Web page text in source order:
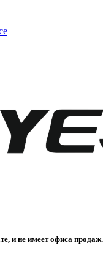
и не имеет офиса